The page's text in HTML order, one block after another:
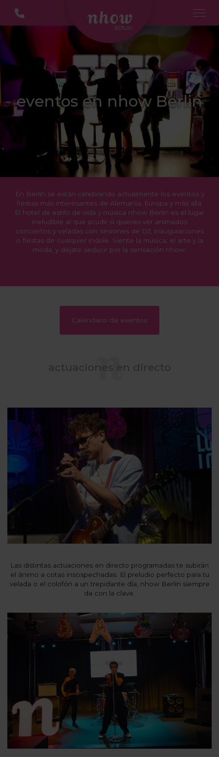
eventos en nhow Berlin
En Berlín se están celebrando actualmente los eventos y
fiestas más interesantes de Alemania, Europa y más allá.
El hotel de estilo de vida y música nhow Berlin es el lugar
ineludible al que acudir si quieres ver animados
conciertos y veladas con sesiones de DJ, inauguraciones
o fiestas de cualquier índole. Siente la música, el arte y la
moda, y déjate seducir por la sensación nhow.
Calendario de eventos
actuaciones en directo
Las distintas actuaciones en directo programadas te subirán
el ánimo a cotas insospechadas. El preludio perfecto para tu
velada o el colofón a un trepidante día, nhow Berlin siempre
da con la clave.